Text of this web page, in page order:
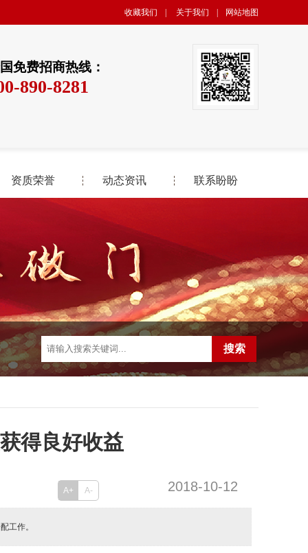
收藏我们 关于我们 网站地图
免费招商热线：
890-8281
资质荣誉 动态资讯 联系盼盼
得良好收益
2018-10-12
A+ A-
工作。